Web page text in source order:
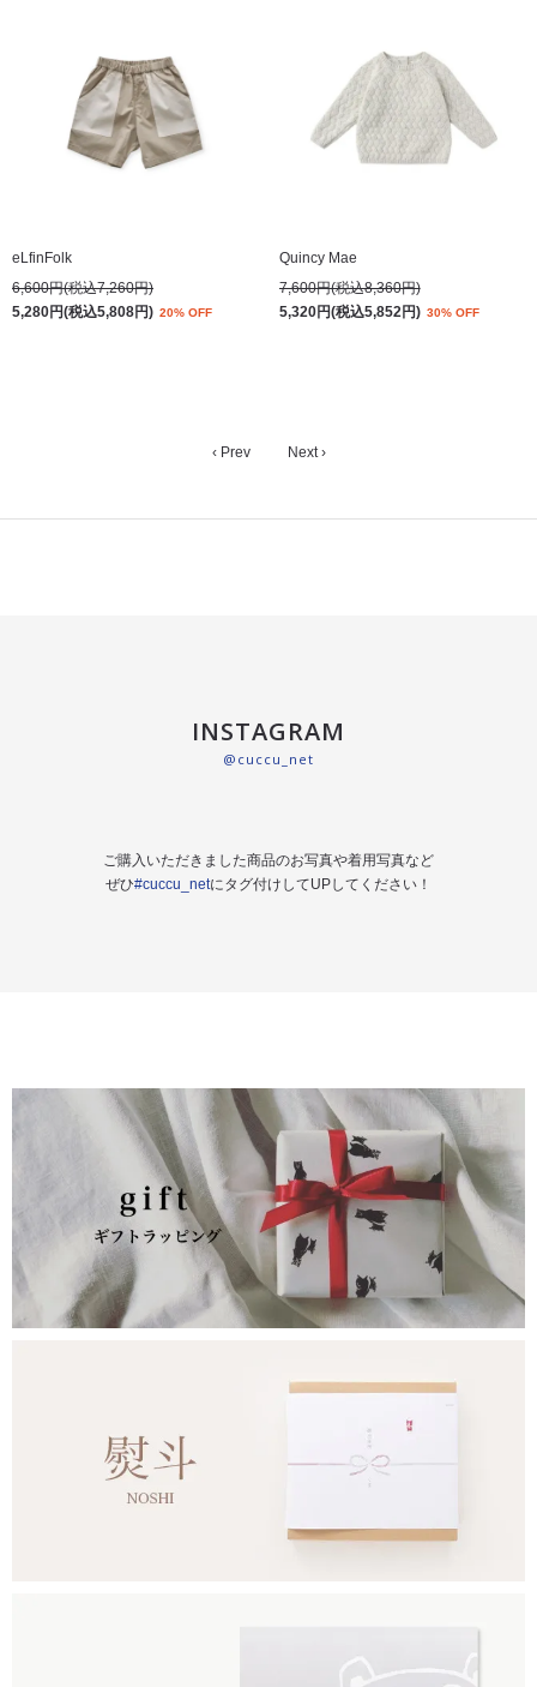
eLfinFolk
6,600円(税込7,260円)
5,280円(税込5,808円) 20% OFF
Quincy Mae
7,600円(税込8,360円)
5,320円(税込5,852円) 30% OFF
‹ Prev Next ›
INSTAGRAM
@cuccu_net
ご購入いただきました商品のお写真や着用写真など
ぜひ#cuccu_netにタグ付けしてUPしてください！